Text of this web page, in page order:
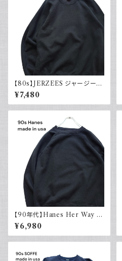
【80s】JERZEES ジャージーズ
Plain sweatshirt 無地スウェッ
ト ブラック 黒 ラグランスリーブ
USA製 古着
¥7,480
【90年代】Hanes Her Way ヘ
インズ Plain sweatshirt 無地
スウェット ブラック 黒 ラグラン
スリーブ USA製 アメリカ古着
¥6,980